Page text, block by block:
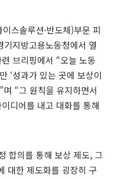
스솔루션·반도체)부문 피
지방고용노동청에서 열
브리핑에서 “오늘 노동
‘성과가 있는 곳에 보상이
며 “그 원칙을 유지하면서
디어를 내고 대화를 통해
합의를 통해 보상 제도, 그
대한 제도화를 굉장히 구